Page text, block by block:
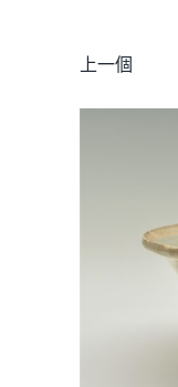
上一個